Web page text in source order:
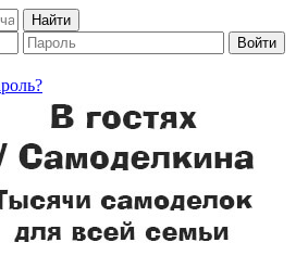
Найти
Войти